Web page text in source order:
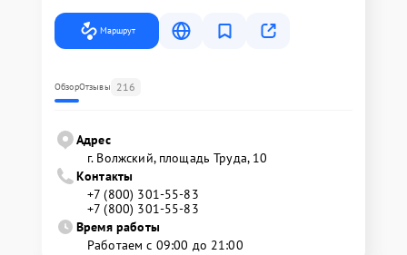
Маршрут
ОбзорОтзывы 216
Адрес
г. Волжский, площадь Труда, 10
Контакты
+7 (800) 301-55-83
+7 (800) 301-55-83
Время работы
Работаем с 09:00 до 21:00